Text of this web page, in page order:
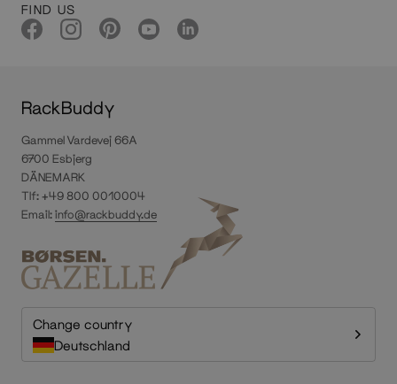
FIND US
RackBuddy
Gammel Vardevej 66A
6700 Esbjerg
DÄNEMARK
Tlf: +49 800 0010004
Email:info@rackbuddy.de
Change country
Deutschland